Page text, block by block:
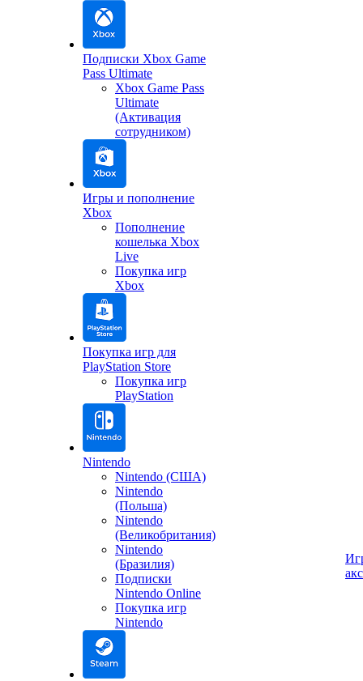
Подписки Xbox Game
Pass Ultimate
Xbox Game Pass
Ultimate
(Активация
сотрудником)
Игры и пополнение
Xbox
Пополнение
кошелька Xbox
Live
Покупка игр
Xbox
Покупка игр для
PlayStation Store
Покупка игр
PlayStation
Nintendo
Nintendo (США)
Nintendo
(Польша)
Nintendo
(Великобритания)
Nintendo
(Бразилия)
Подписки
Nintendo Online
Покупка игр
Nintendo